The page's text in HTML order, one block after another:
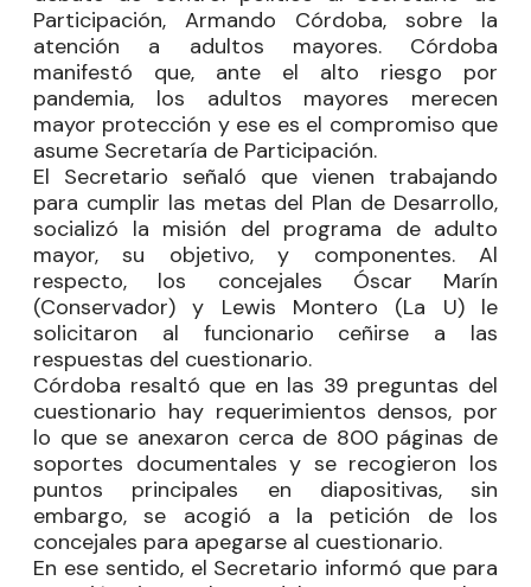
Participación, Armando Córdoba, sobre la
atención a adultos mayores. Córdoba
manifestó que, ante el alto riesgo por
pandemia, los adultos mayores merecen
mayor protección y ese es el compromiso que
asume Secretaría de Participación.
El Secretario señaló que vienen trabajando
para cumplir las metas del Plan de Desarrollo,
socializó la misión del programa de adulto
mayor, su objetivo, y componentes. Al
respecto, los concejales Óscar Marín
(Conservador) y Lewis Montero (La U) le
solicitaron al funcionario ceñirse a las
respuestas del cuestionario.
Córdoba resaltó que en las 39 preguntas del
cuestionario hay requerimientos densos, por
lo que se anexaron cerca de 800 páginas de
soportes documentales y se recogieron los
puntos principales en diapositivas, sin
embargo, se acogió a la petición de los
concejales para apegarse al cuestionario.
En ese sentido, el Secretario informó que para